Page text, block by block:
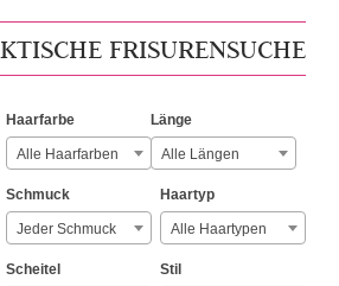
FRISURENSUCHE
Haarfarbe
Alle Haarfarben
Länge
Alle Längen
Schmuck
Jeder Schmuck
Haartyp
Alle Haartypen
Scheitel Stil